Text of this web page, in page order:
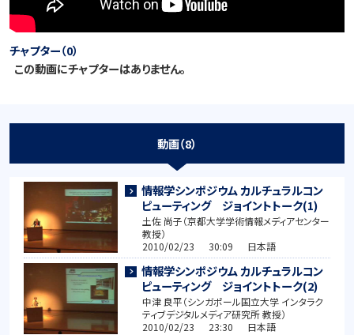
チャプター（0）
この動画にチャプターはありません。
動画（8）
情報学シンポジウム カルチュラルコン
ピューティング ジョイントトーク(1)
土佐 尚子（京都大学学術情報メディアセンター
教授）
2010/02/23 30:09 日本語
情報学シンポジウム カルチュラルコン
ピューティング ジョイントトーク(2)
中津 良平（シンガポール国立大学 インタラク
ティブデジタルメディア研究所 教授）
2010/02/23 23:30 日本語